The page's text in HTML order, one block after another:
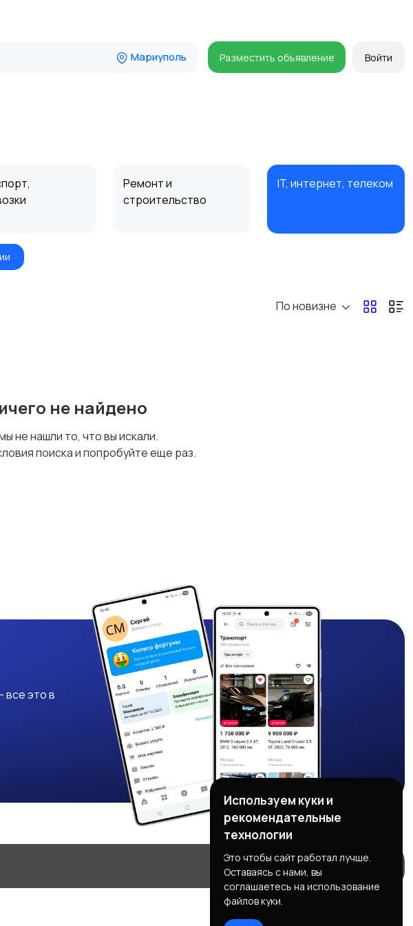
Мариуполь Разместить объявление Войти
Ремонт и
строительство
IT, интернет, телеком
техники
По новизне
не найдено
не нашли то, что вы искали.
поиска и попробуйте еще раз.
все это в
Используем куки и
рекомендательные
технологии
Это чтобы сайт работал лучше.
Оставаясь с нами, вы
соглашаетесь на использование
файлов куки.